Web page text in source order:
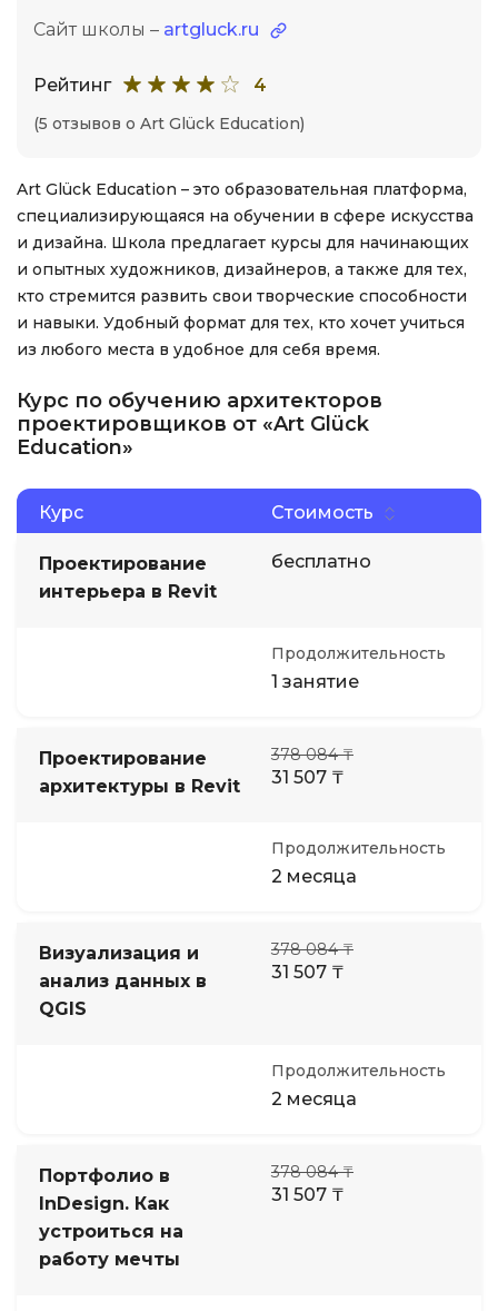
Сайт школы – artgluck.ru
Рейтинг 4
(5 отзывов о Art Glück Education)
Art Glück Education – это образовательная платформа,
специализирующаяся на обучении в сфере искусства
и дизайна. Школа предлагает курсы для начинающих
и опытных художников, дизайнеров, а также для тех,
кто стремится развить свои творческие способности
и навыки. Удобный формат для тех, кто хочет учиться
из любого места в удобное для себя время.
Курс по обучению архитекторов
проектировщиков от «Art Glück
Education»
Курс Стоимость
Проектирование
интерьера в Revit
бесплатно
Продолжительность
1 занятие
Проектирование
архитектуры в Revit
378 084 ₸
31 507 ₸
Продолжительность
2 месяца
Визуализация и
анализ данных в
QGIS
378 084 ₸
31 507 ₸
Продолжительность
2 месяца
Портфолио в
InDesign. Как
устроиться на
работу мечты
378 084 ₸
31 507 ₸